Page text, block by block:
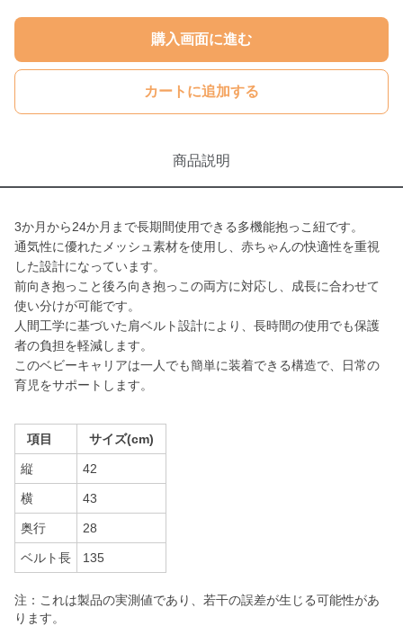
購入画面に進む
カートに追加する
商品説明
3か月から24か月まで長期間使用できる多機能抱っこ紐です。
通気性に優れたメッシュ素材を使用し、赤ちゃんの快適性を重視
した設計になっています。
前向き抱っこと後ろ向き抱っこの両方に対応し、成長に合わせて
使い分けが可能です。
人間工学に基づいた肩ベルト設計により、長時間の使用でも保護
者の負担を軽減します。
このベビーキャリアは一人でも簡単に装着できる構造で、日常の
育児をサポートします。
項目 サイズ(cm)
縦 42
横 43
奥行 28
ベルト長 135
注：これは製品の実測値であり、若干の誤差が生じる可能性があ
ります。